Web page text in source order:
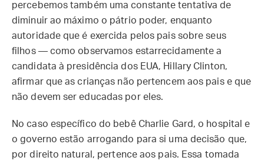
percebemos também uma constante tentativa de
diminuir ao máximo o pátrio poder, enquanto
autoridade que é exercida pelos pais sobre seus
filhos — como observamos estarrecidamente a
candidata à presidência dos EUA, Hillary Clinton,
afirmar que as crianças não pertencem aos pais e que
não devem ser educadas por eles.
No caso específico do bebê Charlie Gard, o hospital e
o governo estão arrogando para si uma decisão que,
por direito natural, pertence aos pais. Essa tomada